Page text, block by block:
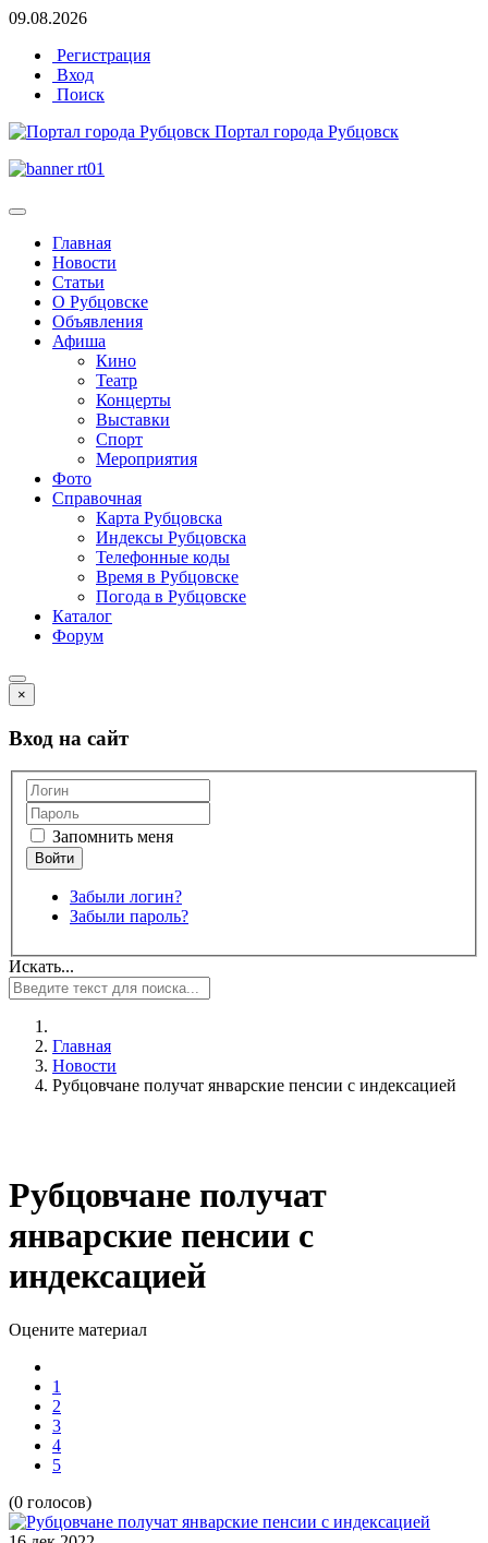
09.08.2026
Регистрация
Вход
Поиск
Портал города Рубцовск
Главная
Новости
Статьи
О Рубцовске
Объявления
Афиша
Кино
Театр
Концерты
Выставки
Спорт
Мероприятия
Фото
Справочная
Карта Рубцовска
Индексы Рубцовска
Телефонные коды
Время в Рубцовске
Погода в Рубцовске
Каталог
Форум
×
Вход на сайт
Запомнить меня
Забыли логин?
Забыли пароль?
Искать...
Главная
Новости
Рубцовчане получат январские пенсии с индексацией
Рубцовчане получат
январские пенсии с
индексацией
Оцените материал
1
2
3
4
5
(0 голосов)